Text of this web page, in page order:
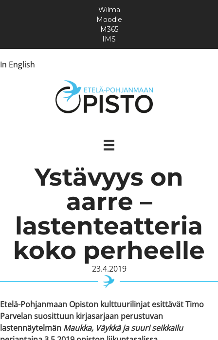
In English
Wilma
Moodle
M365
IMS
Ystävyys on
aarre –
lastenteatteria
koko perheelle
23.4.2019
Etelä-Pohjanmaan Opiston kulttuurilinjat esittävät Timo
Parvelan suosittuun kirjasarjaan perustuvan
lastennäytelmän Maukka, Väykkä ja suuri seikkailu